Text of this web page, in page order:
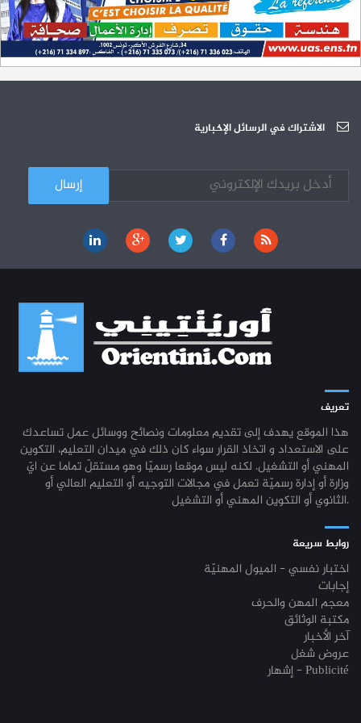
12-05 200 منحة لطلبة الطب التونسيين في جامعة هارفارد ‏الأمريكية‏
26-10 الجامعة العربية للعلوم تونس (U.A.S) : عرض لآخر إصدارات دار اليمامة
03-10 الجامعة العربية للعلوم : دورة تكوينية
كل الأخبار
الاشتراك في الرسائل الإخبارية
تعريف
هذا الموقع يهدف إلى تقديم معلومات ونصائح ووسائل عمل تساعدك
على الاستعداد و اتخاذ القرار سواء كان ذلك في ميدان التعليم، التكوين
المهني أو التشغيل. لكنه ليس موقعا رسميّا وهو مستقلّ تماما عن ايّ
وزارة أو إدارة رسميّة تعمل في مجالات التوجيه أو التعليم العالي أو
الثانوي أو التكوين المهني أو التشغيل.
روابط سريعة
اختبار نفسي - الميول المهنيّة
إجابات
معجم المهن والحرف
مكتبة الوثائق
آخر الأخبار
عروض شغل
إشهار - Publicité